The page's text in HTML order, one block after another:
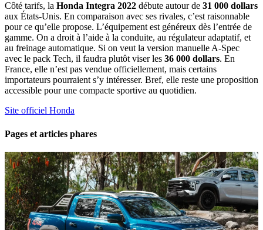
Côté tarifs, la Honda Integra 2022 débute autour de 31 000 dollars
aux États-Unis. En comparaison avec ses rivales, c’est raisonnable
pour ce qu’elle propose. L’équipement est généreux dès l’entrée de
gamme. On a droit à l’aide à la conduite, au régulateur adaptatif, et
au freinage automatique. Si on veut la version manuelle A-Spec
avec le pack Tech, il faudra plutôt viser les 36 000 dollars. En
France, elle n’est pas vendue officiellement, mais certains
importateurs pourraient s’y intéresser. Bref, elle reste une proposition
accessible pour une compacte sportive au quotidien.
Site officiel Honda
Pages et articles phares